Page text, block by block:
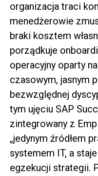
organizacja traci
menedżerowie
braki kosztem
porządkuje
operacyjny oparty
czasowym, jasnym
bezwzględnej
tym ujęciu SAP
zintegrowany z
„jedynym źródłem
systemem IT, a
egzekucji strategii.